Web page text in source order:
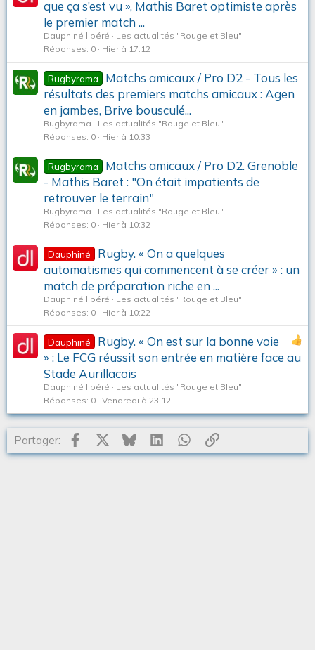
que ça s’est vu », Mathis Baret optimiste après
le premier match ...
Dauphiné libéré
Les actualités "Rouge et Bleu"
Réponses 0 Hier à 17:12
Rugbyrama
Matchs amicaux / Pro D2 - Tous les
résultats des premiers matchs amicaux : Agen
en jambes, Brive bousculé...
Rugbyrama
Les actualités "Rouge et Bleu"
Réponses 0 Hier à 10:33
Rugbyrama
Matchs amicaux / Pro D2. Grenoble
- Mathis Baret : "On était impatients de
retrouver le terrain"
Rugbyrama
Les actualités "Rouge et Bleu"
Réponses 0 Hier à 10:32
Dauphiné
Rugby. « On a quelques
automatismes qui commencent à se créer » : un
match de préparation riche en ...
Dauphiné libéré
Les actualités "Rouge et Bleu"
Réponses 0 Hier à 10:22
Dauphiné
Rugby. « On est sur la bonne voie
» : Le FCG réussit son entrée en matière face au
Stade Aurillacois
Dauphiné libéré
Les actualités "Rouge et Bleu"
Réponses 0 Vendredi à 23:12
Partager: Facebook BlueskyLinkedInWhatsApp
Lien